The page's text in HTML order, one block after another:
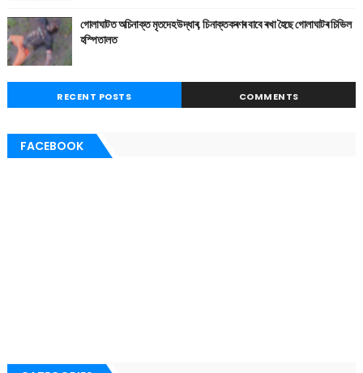
গোলাঘাটত অচিনাক্ত মৃতদেহ উদ্ধাৰ, চিনাক্তকৰণৰ বাবে ৰখা হৈছে গোলাঘাটৰ চিভিল
হস্পিতালত
RECENT POSTS COMMENTS
FACEBOOK